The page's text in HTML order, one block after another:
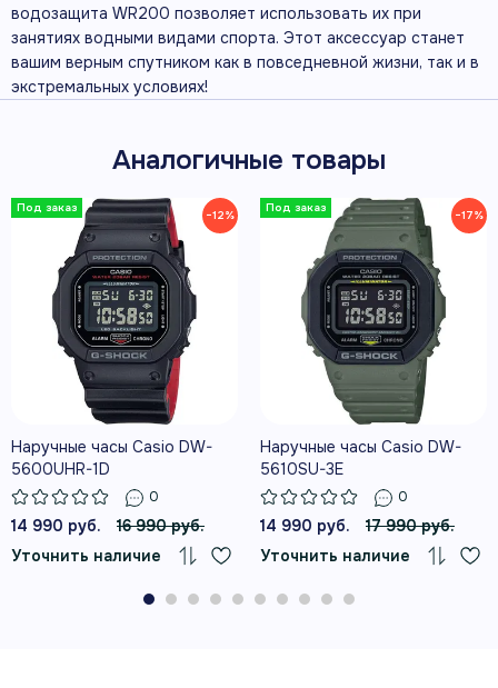
водозащита WR200 позволяет использовать их при
занятиях водными видами спорта. Этот аксессуар станет
вашим верным спутником как в повседневной жизни, так и в
экстремальных условиях!
Аналогичные товары
−12%
Наручные часы Casio DW-
5600UHR-1D
0
14 990 руб.
16 990 руб.
Уточнить наличие
−17%
Наручные часы Casio DW-
5610SU-3E
0
14 990 руб.
17 990 руб.
Уточнить наличие